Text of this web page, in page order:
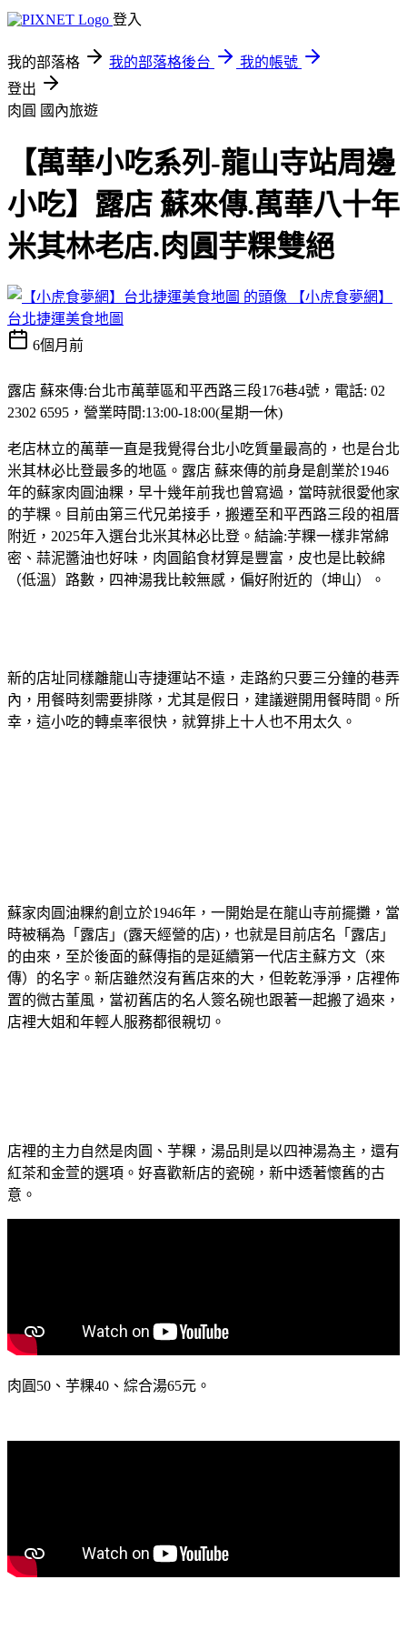
登入
我的部落格 我的部落格後台
我的帳號
登出
肉圓 國內旅遊
【萬華小吃系列-龍山寺站周邊
小吃】露店 蘇來傳.萬華八十年
米其林老店.肉圓芋粿雙絕
【小虎食夢網】
台北捷運美食地圖
6個月前
露店 蘇來傳:台北市萬華區和平西路三段176巷4號，電話: 02
2302 6595，營業時間:13:00-18:00(星期一休)
老店林立的萬華一直是我覺得台北小吃質量最高的，也是台北
米其林必比登最多的地區。露店 蘇來傳的前身是創業於1946
年的蘇家肉圓油粿，早十幾年前我也曾寫過，當時就很愛他家
的芋粿。目前由第三代兄弟接手，搬遷至和平西路三段的祖厝
附近，2025年入選台北米其林必比登。結論:芋粿一樣非常綿
密、蒜泥醬油也好味，肉圓餡食材算是豐富，皮也是比較綿
（低溫）路數，四神湯我比較無感，偏好附近的（坤山）。
新的店址同樣離龍山寺捷運站不遠，走路約只要三分鐘的巷弄
內，用餐時刻需要排隊，尤其是假日，建議避開用餐時間。所
幸，這小吃的轉桌率很快，就算排上十人也不用太久。
蘇家肉圓油粿約創立於1946年，一開始是在龍山寺前擺攤，當
時被稱為「露店」(露天經營的店)，也就是目前店名「露店」
的由來，至於後面的蘇傳指的是延續第一代店主蘇方文（來
傳）的名字。新店雖然沒有舊店來的大，但乾乾淨淨，店裡佈
置的微古董風，當初舊店的名人簽名碗也跟著一起搬了過來，
店裡大姐和年輕人服務都很親切。
店裡的主力自然是肉圓、芋粿，湯品則是以四神湯為主，還有
紅茶和金萱的選項。好喜歡新店的瓷碗，新中透著懷舊的古
意。
肉圓50、芋粿40、綜合湯65元。